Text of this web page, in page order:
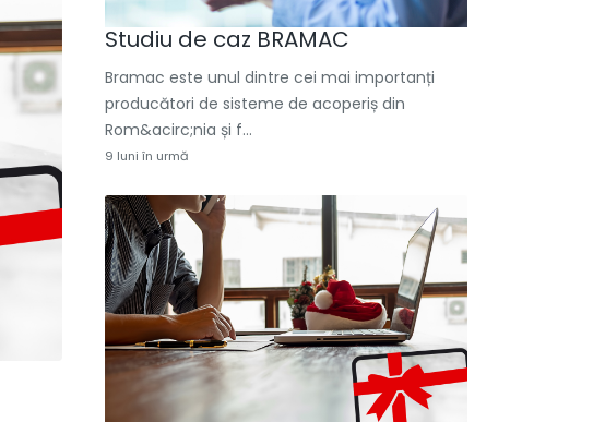
Studiu de caz BRAMAC
Bramac este unul dintre cei mai importanți
producători de sisteme de acoperiș din
Rom&acirc;nia și f...
9 luni în urmă